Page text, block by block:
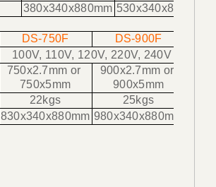
380x340x880mm 530x340x880mm
DS-750F
DS-900F
100V, 110V, 120V, 220V, 240V
750x2.7mm or
750x5mm
900x2.7mm or
900x5mm
22kgs
25kgs
830x340x880mm 980x340x880mm